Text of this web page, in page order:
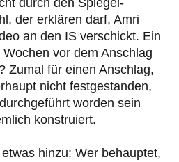
durch den Spiegel-
der erklären darf, Amri
an den IS verschickt. Ein
Wochen vor dem Anschlag
Zumal für einen Anschlag,
nicht festgestanden,
worden sein
konstruiert.
hinzu: Wer behauptet,